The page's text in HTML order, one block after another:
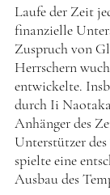
Laufe der Zeit
finanzielle
Zuspruch von
Herrschern
entwickelte.
durch Ii
Anhänger des
Unterstützer
spielte eine
Ausbau des